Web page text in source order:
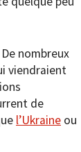
De nombreux
viendraient
de
l’Ukraine ou